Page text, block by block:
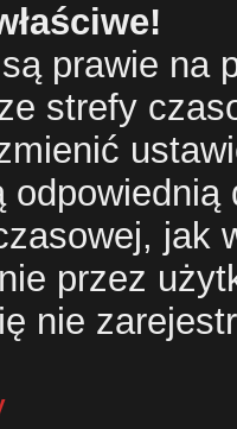
prawie na
strefy
jak
przez
nie